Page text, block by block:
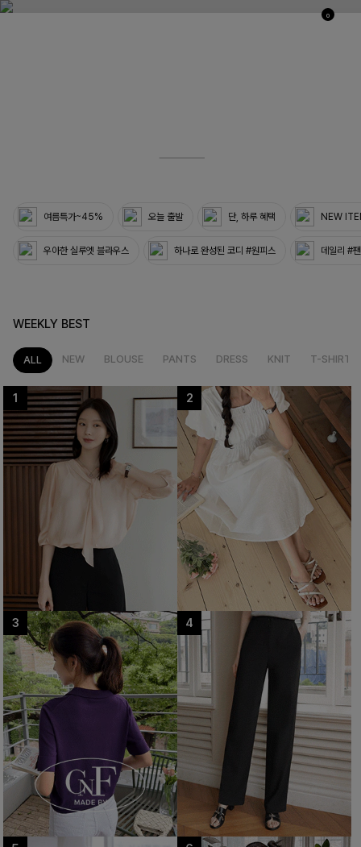
0
여름특가~45% 오늘 출발 단, 하루 혜택 NEW
우아한 실루엣 블라우스 하나로 완성된 코디 #원피스 데일리 #
WEEKLY BEST
ALL NEW BLOUSE PANTS DRESS KNIT T-SHIRT